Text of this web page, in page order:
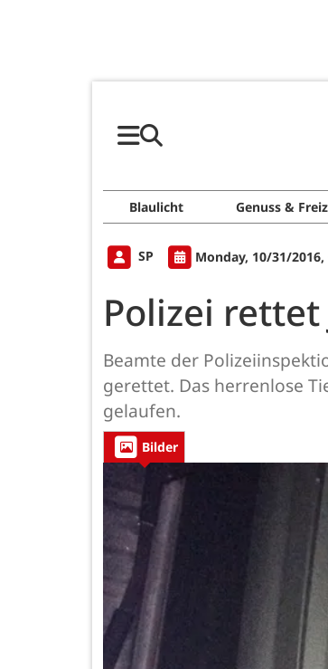
Blaulicht Genuss &
SP Monday, 10/31/2016,
Polizei
Beamte der
gerettet. Das herrenlose
gelaufen.
Bilder